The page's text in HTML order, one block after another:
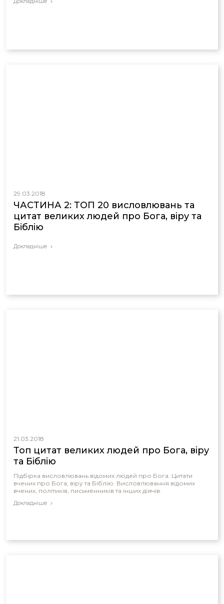
29.03.2018
ЧАСТИНА 2: ТОП 20 висловлювань та
цитат великих людей про Бога, віру та
Біблію
Докладніше
21.03.2018
Топ цитат великих людей про Бога, віру
та Біблію
Підбірка висловлювань відомих людей про Бога. Цитати
вчених про Бога, віру та Біблію. Висловлювання відомих
вчених, політиків, письменників та інших діячів.
Докладніше